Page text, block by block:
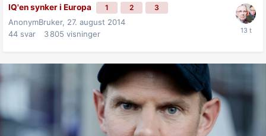
IQ'en synker i Europa 1 2 3
AnonymBruker, 27. august 2014
44 svar 3 805 visninger